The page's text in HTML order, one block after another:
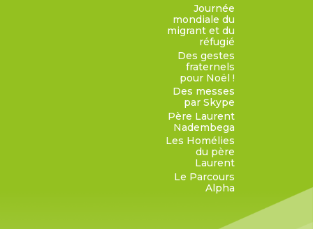
Journée
mondiale du
migrant et du
réfugié
Des gestes
fraternels
pour Noël !
Des messes
par Skype
Père Laurent
Nadembega
Les Homélies
du père
Laurent
Le Parcours
Alpha